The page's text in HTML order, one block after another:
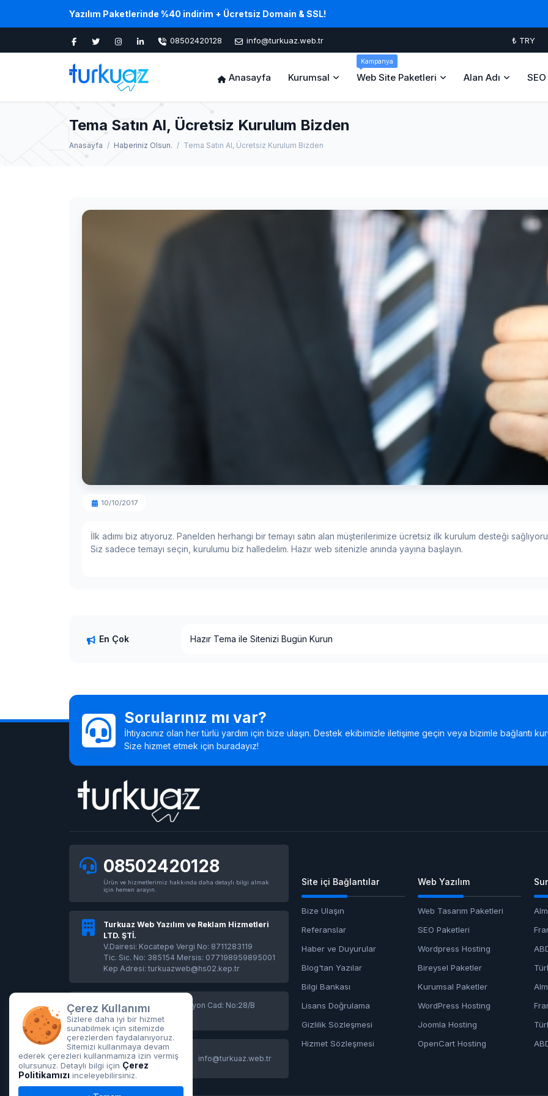
Yazılım Paketlerinde %40 indirim + Ücretsiz Domain & SSL!
08502420128 info@turkuaz.web.tr ₺ TRY
Anasayfa Kurumsal
Kampanya
Web Site Paketleri Alan Adı
Tema Satın Al, Ücretsiz Kurulum Bizden
Anasayfa Haberiniz Olsun. Tema Satın Al, Ücretsiz Kurulum Bizden
10/10/2017
İlk adımı biz atıyoruz. Panelden herhangi bir temayı satın alan müşterilerimize ücretsiz ilk kurulum desteği
Siz sadece temayı seçin, kurulumu biz halledelim. Hazır web sitenizle anında yayına başlayın.
En Çok
Hazır Tema ile Sitenizi Bugün Kurun
Tema Satın Al, Ücretsiz Kurulum Bizden
Sorularınız mı var?
İhtiyacınız olan her türlü yardım için bize ulaşın. Destek ekibimizle iletişime geçin veya bizimle bağlantı
Size hizmet etmek için buradayız!
08502420128
Ürün ve hizmetlerimiz hakkında daha detaylı bilgi almak
için hemen arayın.
Turkuaz Web Yazılım ve Reklam Hizmetleri
LTD. ŞTİ.
V.Dairesi: Kocatepe Vergi No: 8711283119
Tic. Sic. No: 385154 Mersis: 077198959895001
Kep Adresi: turkuazweb@hs02.kep.tr
Kayadibi Mah. İzmir İstasyon Cad: No:28/B
Merkez/Afyonkarahisar
08502420128
08508400128
info@turkuaz.web.tr
Site içi Bağlantılar
Bize Ulaşın
Referanslar
Haber ve Duyurular
Blog'tan Yazılar
Bilgi Bankası
Lisans Doğrulama
Gizlilik Sözleşmesi
Hizmet Sözleşmesi
Web Yazılım
Web Tasarım Paketleri
SEO Paketleri
Wordpress Hosting
Bireysel Paketler
Kurumsal Paketler
WordPress Hosting
Joomla Hosting
OpenCart Hosting
Çerez Kullanımı
Sizlere daha iyi bir hizmet
sunabilmek için sitemizde
çerezlerden faydalanıyoruz.
Sitemizi kullanmaya devam
ederek çerezleri kullanmamıza izin vermiş
olursunuz. Detaylı bilgi için Çerez
Politikamızı inceleyebilirsiniz.